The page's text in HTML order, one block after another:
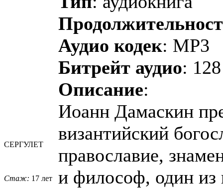
СЕРГУЛЕТ
Стаж: 17 лет
Аудио кодек: MP3
Битрейт аудио:
Описание:
Иоанн Дамаскин
византийский
православие,
и философ, один из